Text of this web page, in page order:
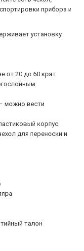
прибора и
установку
от 20 до 60 крат
можно вести
корпус
для переноски и
талон